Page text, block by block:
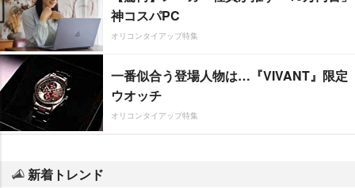
神コスパPC
オリコンタイアップ特集
一番似合う登場人物は…『VIVANT』限定
ウオッチ
オリコンタイアップ特集
新着トレンド